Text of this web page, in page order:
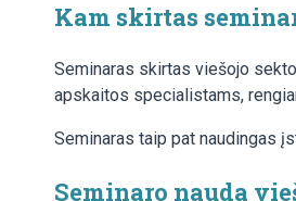
Kam skirtas
Seminaras skirtas viešojo
apskaitos specialistams,
Seminaras taip pat naudingas
Seminaro nauda